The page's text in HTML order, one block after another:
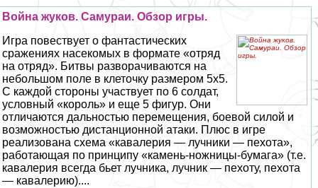
Война жуков. Самураи. Обзор игры.
Игра повествует о фантастических
сражениях насекомых в формате «отряд
на отряд». Битвы разворачиваются на
небольшом поле в клеточку размером 5х5.
С каждой стороны участвует по 6 солдат,
условный «король» и еще 5 фигур. Они
отличаются дальностью перемещения, боевой силой и
возможностью дистанционной атаки. Плюс в игре
реализована схема «кавалерия — лучники — пехота»,
работающая по принципу «камень-ножницы-бумага» (т.е.
кавалерия всегда бьет лучника, лучник — пехоту, пехота
— кавалерию)....